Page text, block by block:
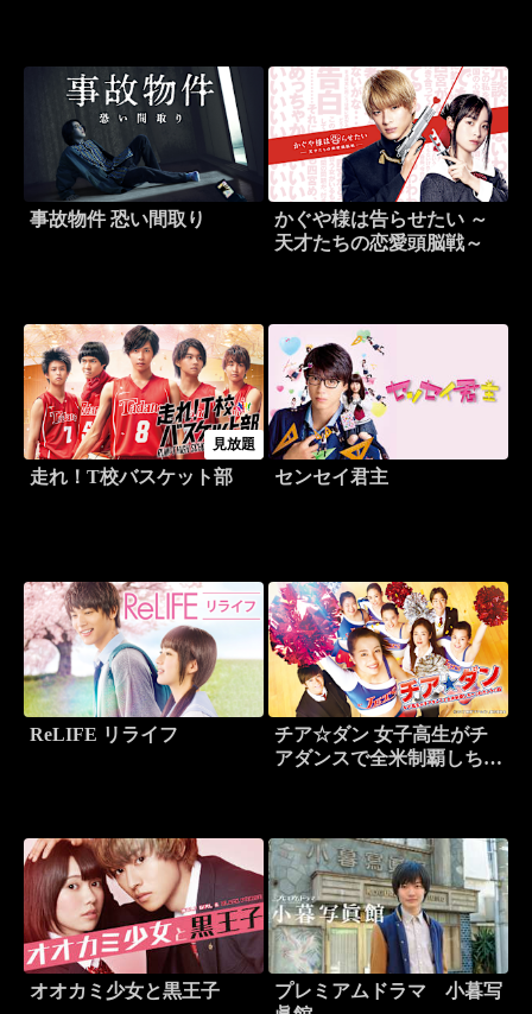
事故物件 恐い間取り
かぐや様は告らせたい ～
天才たちの恋愛頭脳戦～
見放題
走れ！T校バスケット部 センセイ君主
ReLIFE リライフ
チア☆ダン 女子高生がチ
アダンスで全米制覇しちゃ
オオカミ少女と黒王子
プレミアムドラマ 小暮写